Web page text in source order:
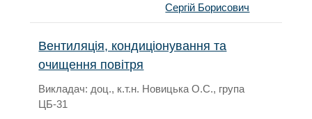
Сергій Борисович
Вентиляція, кондиціонування та
очищення повітря
Викладач: доц., к.т.н. Новицька О.С., група
ЦБ-31